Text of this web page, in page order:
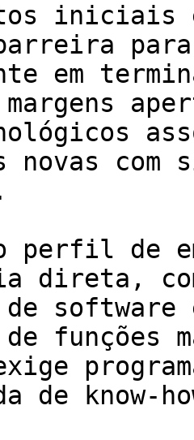
iniciais
para
em
margens
novas com
perfil de
direta,
de
funções
de know-